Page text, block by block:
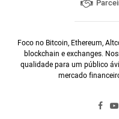
Foco no Bitcoin, Ethereum,
blockchain e exchanges.
qualidade para um público
mercado